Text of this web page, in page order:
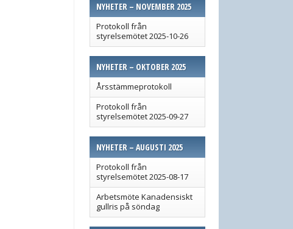
NYHETER – NOVEMBER 2025
Protokoll från
styrelsemötet 2025-10-26
NYHETER – OKTOBER 2025
Årsstämmeprotokoll
Protokoll från
styrelsemötet 2025-09-27
NYHETER – AUGUSTI 2025
Protokoll från
styrelsemötet 2025-08-17
Arbetsmöte Kanadensiskt
gullris på söndag